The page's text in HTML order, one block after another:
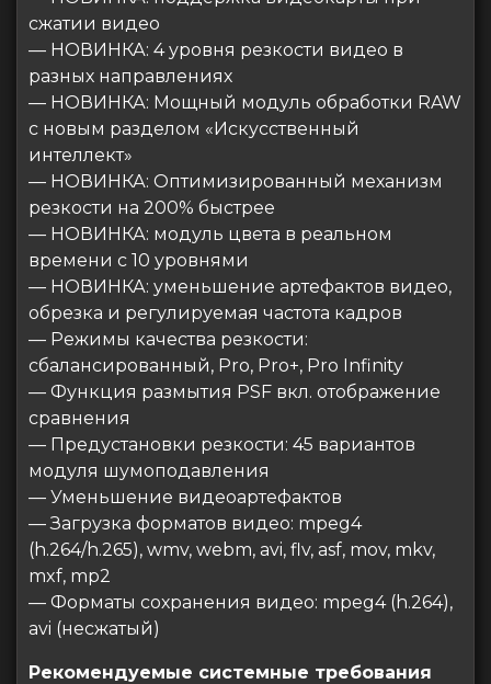
сжатии видео
— НОВИНКА: 4 уровня резкости видео в
разных направлениях
— НОВИНКА: Мощный модуль обработки RAW
с новым разделом «Искусственный
интеллект»
— НОВИНКА: Оптимизированный механизм
резкости на 200% быстрее
— НОВИНКА: модуль цвета в реальном
времени с 10 уровнями
— НОВИНКА: уменьшение артефактов видео,
обрезка и регулируемая частота кадров
— Режимы качества резкости:
сбалансированный, Pro, Pro+, Pro Infinity
— Функция размытия PSF вкл. отображение
сравнения
— Предустановки резкости: 45 вариантов
модуля шумоподавления
— Уменьшение видеоартефактов
— Загрузка форматов видео: mpeg4
(h.264/h.265), wmv, webm, avi, flv, asf, mov, mkv,
mxf, mp2
— Форматы сохранения видео: mpeg4 (h.264),
avi (несжатый)
Рекомендуемые системные требования